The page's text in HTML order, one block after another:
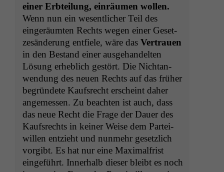
ein­er Erbteilung, ein­räu­men wollen.
Wenn nun ein wesentlich­er Teil des
eingeräumten Rechts wegen ein­er Geset­
zesän­derung ent­fiele, wäre das Ver­trauen
in den Bestand ein­er aus­ge­han­del­ten
Lösung erhe­blich gestört. Die Nich­tan­
wen­dung des neuen Rechts auf das früher
begrün­dete Kauf­s­recht erscheint daher
angemessen. Zu beacht­en ist auch, dass
das neue Recht die Frage der Dauer des
Kauf­s­rechts in kein­er Weise dem Partei­
willen entzieht und nun­mehr geset­zlich
vorgibt. Es hat nur eine Max­i­mal­frist
einge­führt. Inner­halb dieser bleibt es noch